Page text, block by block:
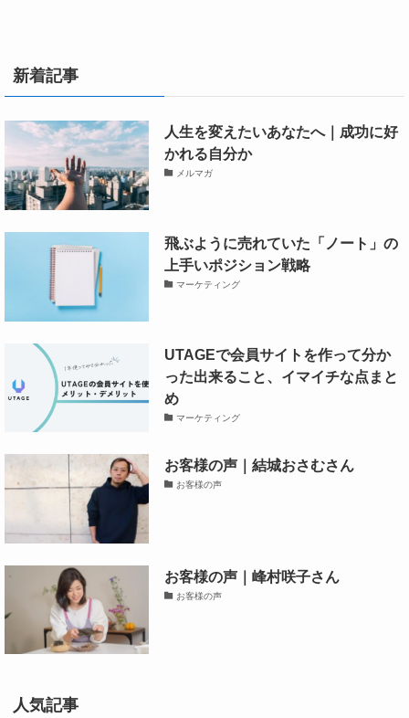
①にアフィリエイトしたいページのURL
を入力して、②Generateをクリック
新着記事
人生を変えたいあなたへ｜成功に好
かれる自分か
メルマガ
飛ぶように売れていた「ノート」の
上手いポジション戦略
マーケティング
UTAGEで会員サイトを作って分か
った出来ること、イマイチな点まと
め
マーケティング
お客様の声｜結城おさむさん
お客様の声
お客様の声｜峰村咲子さん
お客様の声
人気記事